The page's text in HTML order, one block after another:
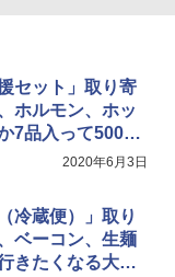
の歩き方A ヨーロッ
テント キューブワ
グ フルクローズ メ
ップアップテント P
ジュ
UVカット 防水 防災
(ブルー)
セット」取り寄
ホルモン、ホッ
7品入って5000
2020年6月3日
冷蔵便）」取り
ベーコン、生麺
きたくなる大収